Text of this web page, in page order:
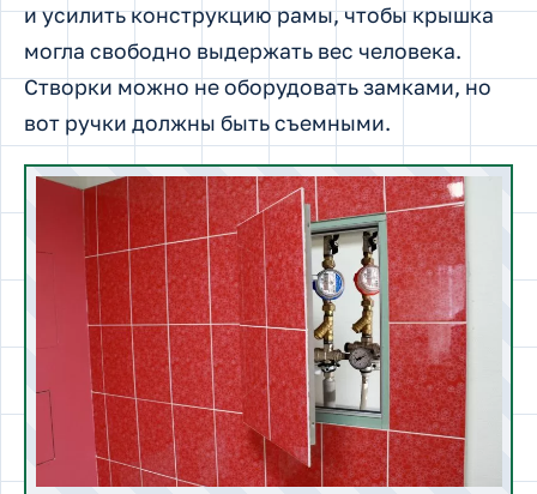
и усилить конструкцию рамы, чтобы крышка
могла свободно выдержать вес человека.
Створки можно не оборудовать замками, но
вот ручки должны быть съемными.